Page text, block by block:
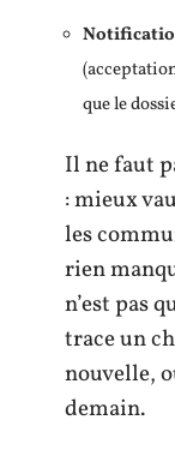
que le
Il ne faut
: mieux
les
rien
n’est pas
trace un
nouvelle,
demain.